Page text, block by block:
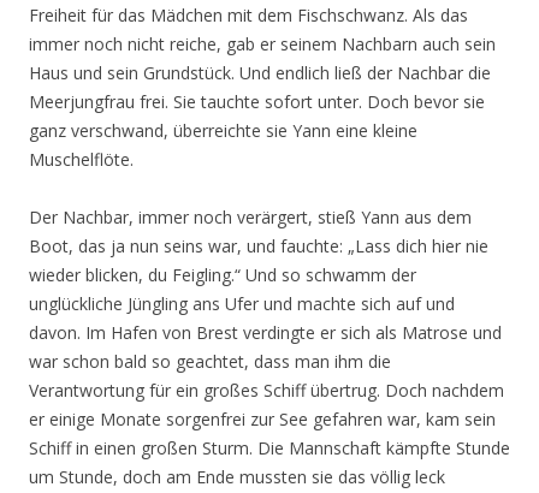
Freiheit für das Mädchen mit dem Fischschwanz. Als das
immer noch nicht reiche, gab er seinem Nachbarn auch sein
Haus und sein Grundstück. Und endlich ließ der Nachbar die
Meerjungfrau frei. Sie tauchte sofort unter. Doch bevor sie
ganz verschwand, überreichte sie Yann eine kleine
Muschelflöte.
Der Nachbar, immer noch verärgert, stieß Yann aus dem
Boot, das ja nun seins war, und fauchte: „Lass dich hier nie
wieder blicken, du Feigling.“ Und so schwamm der
unglückliche Jüngling ans Ufer und machte sich auf und
davon. Im Hafen von Brest verdingte er sich als Matrose und
war schon bald so geachtet, dass man ihm die
Verantwortung für ein großes Schiff übertrug. Doch nachdem
er einige Monate sorgenfrei zur See gefahren war, kam sein
Schiff in einen großen Sturm. Die Mannschaft kämpfte Stunde
um Stunde, doch am Ende mussten sie das völlig leck